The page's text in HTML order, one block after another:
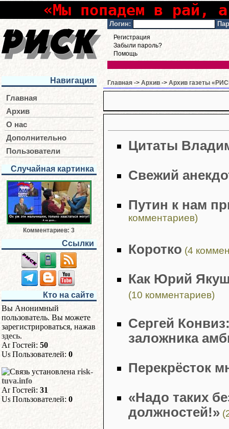
«Мы попадем в рай,
Логин:
Регистрация
Забыли пароль?
Помощь
Навигация
Главная
Архив
О нас
Дополнительно
Пользователи
Случайная картинка
Комментариев: 3
Ссылки
Кто на сайте
Вы Анонимный
пользователь. Вы можете
зарегистрироваться, нажав
здесь.
Гостей: 50
Пользователей: 0
risk-
tuva.info
Гостей: 31
Пользователей: 0
Главная -> Архив -> Архив газеты
Цитаты
Свежий
Путин к нам
комментариев)
Коротко (4
Как Юрий
(10 комментариев)
Сергей
заложника
Перекрёсток
«Надо таких
должностей!»